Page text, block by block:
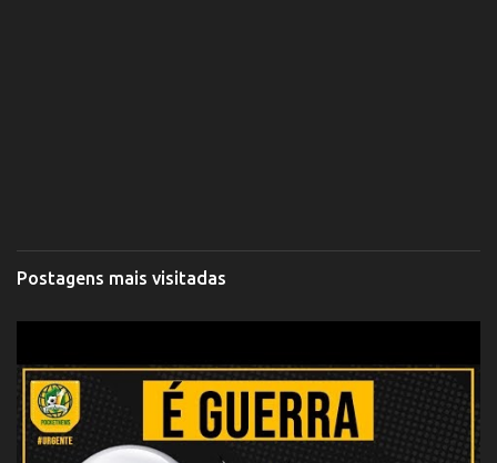
Postagens mais visitadas